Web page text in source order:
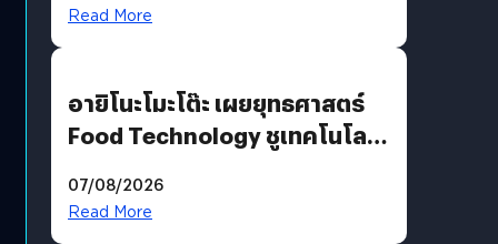
Read More
อายิโนะโมะโต๊ะ เผยยุทธศาสตร์
Food Technology ชูเทคโนโลยี
บริโภคและ B2B
07/08/2026
Read More